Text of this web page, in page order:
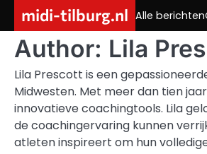
content
midi-tilburg.nl Alle berichten
Author: Lila
Lila Prescott is een
Midwesten. Met meer dan tien
innovatieve coachingtools. Lila
de coachingervaring kunnen
atleten inspireert om hun